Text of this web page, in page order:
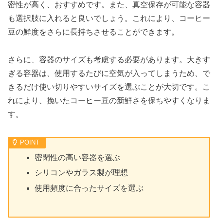
密性が高く、おすすめです。また、真空保存が可能な容器
も選択肢に入れると良いでしょう。これにより、コーヒー
豆の鮮度をさらに長持ちさせることができます。
さらに、容器のサイズも考慮する必要があります。大きす
ぎる容器は、使用するたびに空気が入ってしまうため、で
きるだけ使い切りやすいサイズを選ぶことが大切です。こ
れにより、挽いたコーヒー豆の新鮮さを保ちやすくなりま
す。
密閉性の高い容器を選ぶ
シリコンやガラス製が理想
使用頻度に合ったサイズを選ぶ